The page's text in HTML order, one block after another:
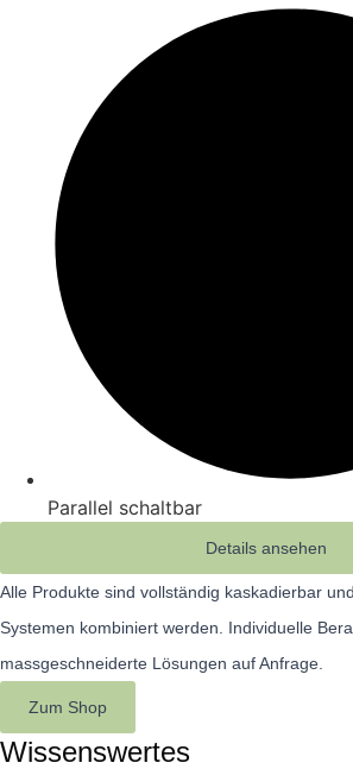
Parallel schaltbar
Details ansehen
Alle Produkte sind vollständig kaskadierbar
Systemen kombiniert werden. Individuelle
massgeschneiderte Lösungen auf Anfrage.
Zum Shop
Wissenswertes